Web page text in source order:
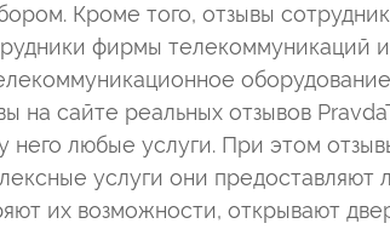
Кроме того, отзывы
фирмы телекоммуникаций
на сайте реальных отзывов
него любые услуги. При этом
услуги они
их возможности, открывают